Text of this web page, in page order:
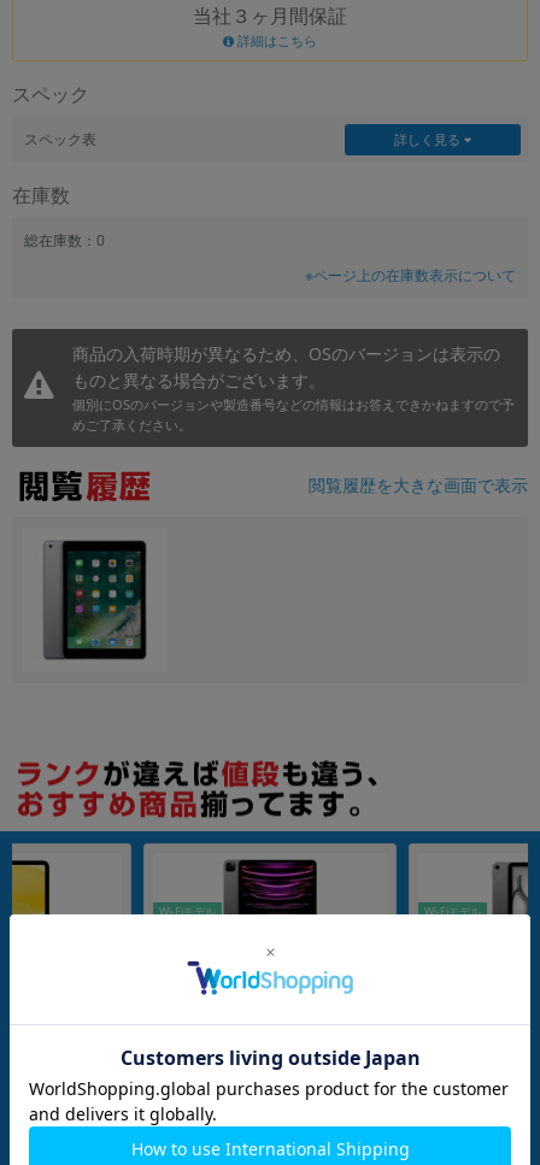
当社３ヶ月間保証
詳細はこちら
スペック
スペック表 詳しく見る
在庫数
総在庫数：0
※ページ上の在庫数表示について
商品の入荷時期が異なるため、OSのバージョンは表示の
ものと異なる場合がございます。
個別にOSのバージョンや製造番号などの情報はお答えできかねますので予
めご了承ください。
閲覧履歴を大きな画面で表示
版SIMフリー】
76,800
128GB
Wi-Fiモデル
【第6世代】 iPad Pro 12.9インチ Wi
A A2436
発売日：2022/10
在庫数：1
中古Cランク
Wi-Fiモデル
J/A A3266
在庫数：1
中古Bランク
モニタサイズ
価格
円
発売日
月 から
月 まで
ただし機能別のみ「and検索」となります。